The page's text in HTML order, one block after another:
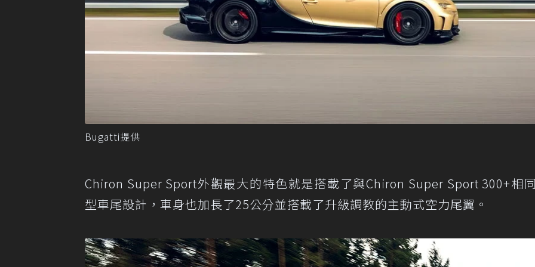
Bugatti提供
Chiron Super Sport外觀最大的特色就是搭載了與Chiron Super Sport 300+相
型車尾設計，車身也加長了25公分並搭載了升級調教的主動式空力尾翼。